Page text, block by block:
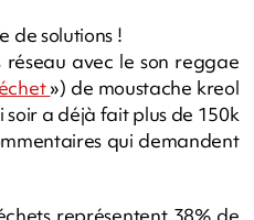
de solutions !
avec le son reggae
») de moustache kreol
a déjà fait plus de 150k
qui demandent
représentent 38% de